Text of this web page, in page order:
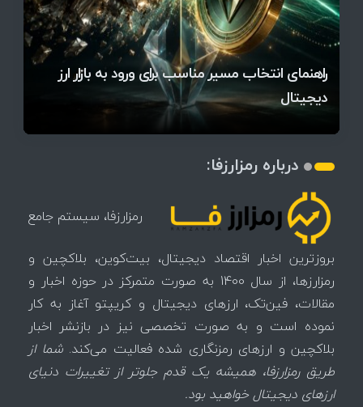
راهنمای انتخاب مسیر مناسب برای ورود به بازار ارز
دیجیتال
چرا سرعت تراکنش‌ها در اقتصاد دیجیتال اهمیت دارد؟
آخرین وضعیت بازار رمزارزها در جهان / مهم‌ترین
تهدید بیت‌کوین مشخص شد
اتفاق تاریخی در بازار رمزارزها / بیت‌کوین سبز شد
قیمت تتر، بیت‌کوین و اتریوم امروز دوشنبه ۵ مرداد
۱۴۰۵ | بیت‌کوین این مرز را از دست بدهد، همه‌چیز
تغییر می‌کند
رقابت پنهان دولت‌ها بر سر بیت‌کوین/ ۱۰ کشور برتر
کدامند؟
اتفاق مهم در بازار رمزارزها / بیت‌کوین وارد فاز تازه شد
تازه‌ترین رسوایی ارز دیجیتال؛ شکایت میلیاردی روی
میز / ۶۲۲ بیت‌کوین کجا رفت؟
درباره رمزارزفا:
رمزارزفا، سیستم جامع
بروزترین اخبار اقتصاد دیجیتال، بیت‌کوین، بلاکچین و
رمزارزها، از سال 1400 به صورت متمرکز در حوزه اخبار و
مقالات، فین‌تک، ارزهای‌ دیجیتال و کریپتو آغاز به کار
نموده است و به صورت تخصصی نیز در بازنشر اخبار
بلاکچین و ارزهای رمزنگاری شده فعالیت می‌کند.شما از
طریق رمزارزفا، همیشه یک قدم جلوتر از تغییرات دنیای
ارزهای دیجیتال خواهید بود.